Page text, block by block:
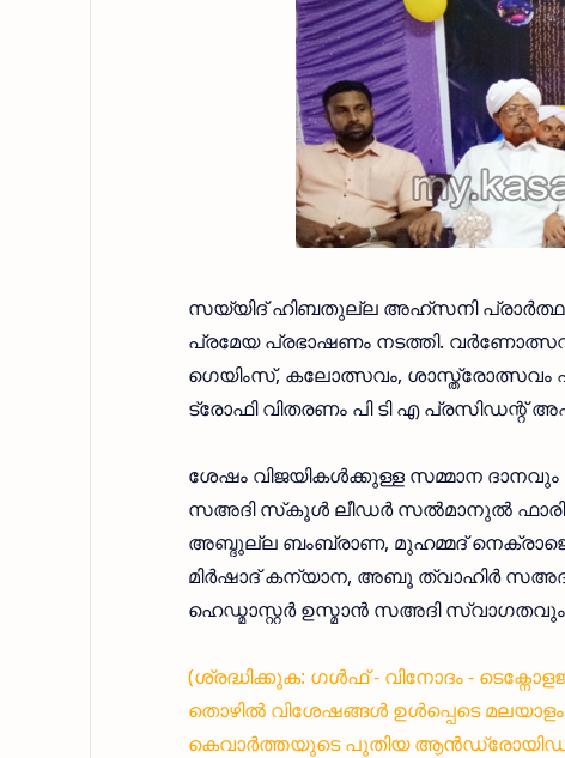
സയ്യിദ് ഹിബതുല്ല അഹ്സനി പ്രാര്‍ത്ഥന
പ്രമേയ പ്രഭാഷണം നടത്തി.
ഗെയിംസ്, കലോത്സവം, ശാസ്ത്രോത്സവം
ട്രോഫി വിതരണം പി ടി എ പ്രസിഡന്റ്
ശേഷം വിജയികള്‍ക്കുള്ള സമ്മാന
സഅദി സ്‌കൂള്‍ ലീഡര്‍ സല്‍മാനുല്‍
അബ്ദുല്ല ബംബ്രാണ, മുഹമ്മദ് നെക്രാജെ,
മിര്‍ഷാദ് കന്യാന, അബൂ ത്വാഹിര്‍
ഹെഡ്മാസ്റ്റര്‍ ഉസ്മാന്‍ സഅദി സ്വാഗതവും
(ശ്രദ്ധിക്കുക: ഗൾഫ് - വിനോദം -
തൊഴിൽ വിശേഷങ്ങൾ ഉൾപ്പെടെ
കെവാർത്തയുടെ പുതിയ